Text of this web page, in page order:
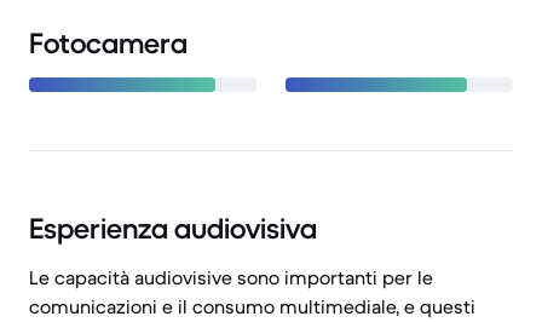
Fotocamera
Esperienza audiovisiva
Le capacità audiovisive sono importanti per le
comunicazioni e il consumo multimediale, e questi